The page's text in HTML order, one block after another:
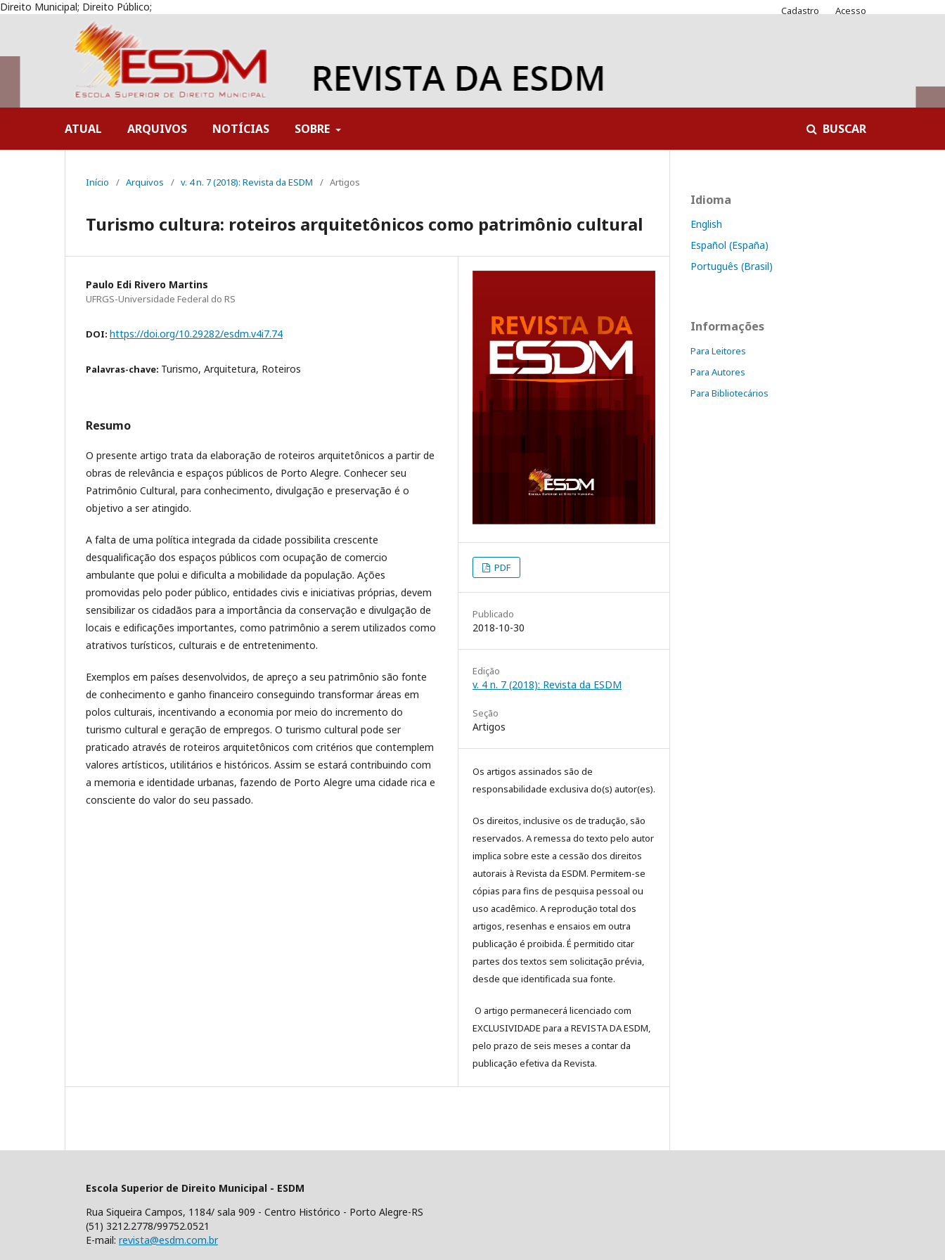
Direito Municipal; Direito Público;
ATUAL ARQUIVOS NOTÍCIAS SOBRE BUSCAR
Cadastro Acesso
Início / Arquivos / v. 4 n. 7 (2018): Revista da ESDM / Artigos
Turismo cultura: roteiros arquitetônicos como patrimônio cultural
Paulo Edi Rivero Martins
UFRGS-Universidade Federal do RS
DOI: https://doi.org/10.29282/esdm.v4i7.74
Palavras-chave: Turismo, Arquitetura, Roteiros
Resumo
O presente artigo trata da elaboração de roteiros arquitetônicos a partir de
obras de relevância e espaços públicos de Porto Alegre. Conhecer seu
Patrimônio Cultural, para conhecimento, divulgação e preservação é o
objetivo a ser atingido.
A falta de uma política integrada da cidade possibilita crescente
desqualificação dos espaços públicos com ocupação de comercio
ambulante que polui e dificulta a mobilidade da população. Ações
promovidas pelo poder público, entidades civis e iniciativas próprias, devem
sensibilizar os cidadãos para a importância da conservação e divulgação de
locais e edificações importantes, como patrimônio a serem utilizados como
atrativos turísticos, culturais e de entretenimento.
Exemplos em países desenvolvidos, de apreço a seu patrimônio são fonte
de conhecimento e ganho financeiro conseguindo transformar áreas em
polos culturais, incentivando a economia por meio do incremento do
turismo cultural e geração de empregos. O turismo cultural pode ser
praticado através de roteiros arquitetônicos com critérios que contemplem
valores artísticos, utilitários e históricos. Assim se estará contribuindo com
a memoria e identidade urbanas, fazendo de Porto Alegre uma cidade rica e
consciente do valor do seu passado.
PDF
Publicado
2018-10-30
Edição
v. 4 n. 7 (2018): Revista da ESDM
Seção
Artigos
Os artigos assinados são de
responsabilidade exclusiva do(s) autor(es).
Os direitos, inclusive os de tradução, são
reservados. A remessa do texto pelo autor
implica sobre este a cessão dos direitos
autorais à Revista da ESDM. Permitem-se
cópias para fins de pesquisa pessoal ou
uso acadêmico. A reprodução total dos
artigos, resenhas e ensaios em outra
publicação é proibida. É permitido citar
partes dos textos sem solicitação prévia,
desde que identificada sua fonte.
O artigo permanecerá licenciado com
EXCLUSIVIDADE para a REVISTA DA ESDM,
pelo prazo de seis meses a contar da
publicação efetiva da Revista.
Idioma
English
Español (España)
Português (Brasil)
Informações
Para Leitores
Para Autores
Para Bibliotecários
Escola Superior de Direito Municipal - ESDM
Rua Siqueira Campos, 1184/ sala 909 - Centro Histórico - Porto Alegre-RS
(51) 3212.2778/99752.0521
E-mail: revista@esdm.com.br